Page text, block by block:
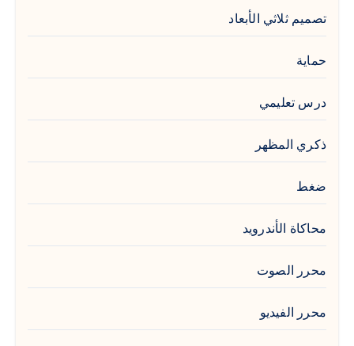
تصميم ثلاثي الأبعاد
حماية
درس تعليمي
ذكري المظهر
ضغط
محاكاة الأندرويد
محرر الصوت
محرر الفيديو